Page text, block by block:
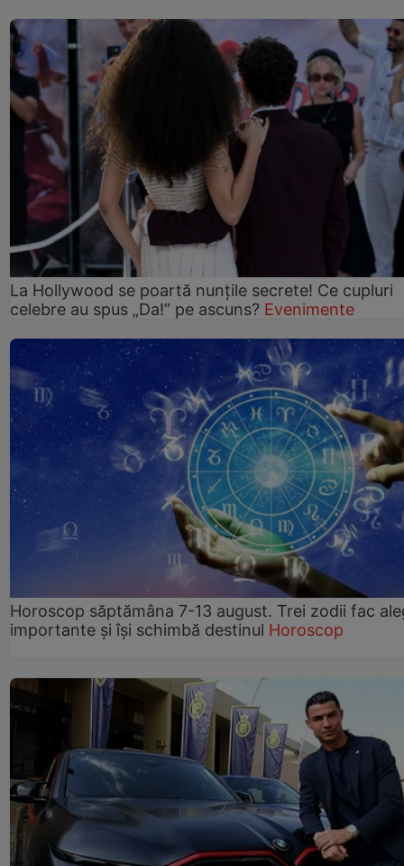
La Hollywood se poartă nunțile secrete! Ce cupluri
celebre au spus „Da!” pe ascuns? Evenimente
Horoscop săptămâna 7-13 august. Trei zodii fac
importante și își schimbă destinul Horoscop